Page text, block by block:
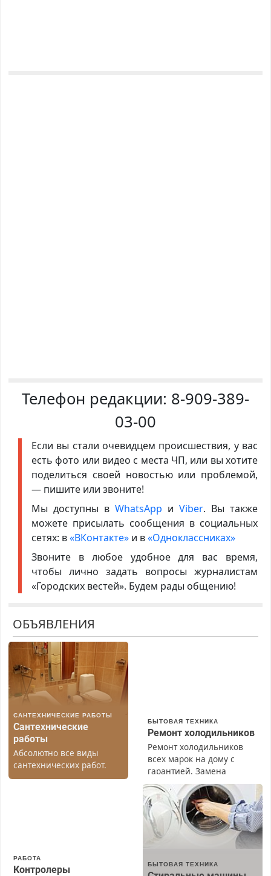
Телефон редакции: 8-909-389-
03-00
Если вы стали очевидцем происшествия, у вас
есть фото или видео с места ЧП, или вы хотите
поделиться своей новостью или проблемой,
— пишите или звоните!
Мы доступны в WhatsApp иViber. Вы также
можете присылать сообщения в социальных
сетях: в«ВКонтакте»и в«Одноклассниках»
Звоните в любое удобное для вас время,
чтобы лично задать вопросы журналистам
«Городских вестей». Будем рады общению!
ОБЪЯВЛЕНИЯ
САНТЕХНИЧЕСКИЕ РАБОТЫ
Сантехнические
работы
Абсолютно все виды
сантехнических работ.
Быстро. Качественно.
БЫТОВАЯ ТЕХНИКА
Ремонт холодильников
Ремонт холодильников
всех марок на дому с
гарантией. Замена
резины. Качественно.
Недорого. Без выходных.
Все районы. Скидка.
Вызов бесплатный.
РАБОТА
Контролеры
БЫТОВАЯ ТЕХНИКА